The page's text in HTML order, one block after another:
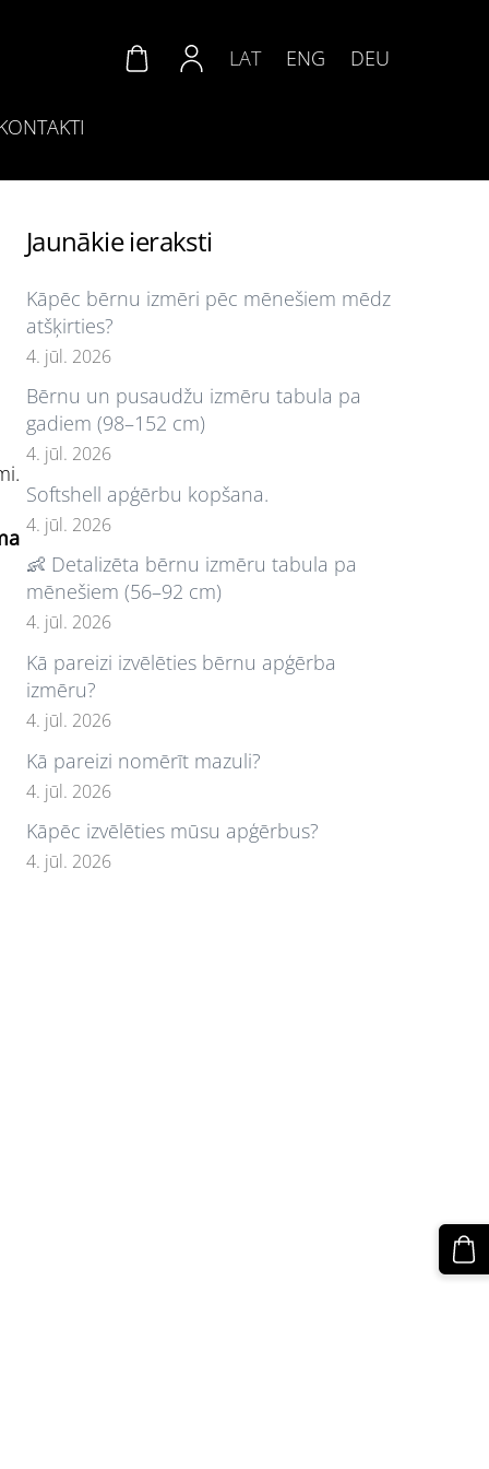
LAT ENG DEU
Jaunākie ieraksti
Kāpēc bērnu izmēri pēc mēnešiem mēdz
atšķirties?
4. jūl. 2026
Bērnu un pusaudžu izmēru tabula pa
gadiem (98–152 cm)
4. jūl. 2026
Softshell apģērbu kopšana.
4. jūl. 2026
👶 Detalizēta bērnu izmēru tabula pa
mēnešiem (56–92 cm)
4. jūl. 2026
Kā pareizi izvēlēties bērnu apģērba
izmēru?
4. jūl. 2026
Kā pareizi nomērīt mazuli?
4. jūl. 2026
Kāpēc izvēlēties mūsu apģērbus?
4. jūl. 2026